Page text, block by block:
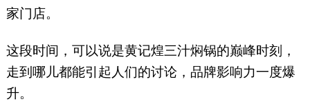
家门店。
这段时间，可以说是黄记煌三汁焖锅的巅峰时刻，
走到哪儿都能引起人们的讨论，品牌影响力一度爆
升。